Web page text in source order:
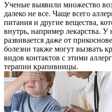
Ученые выявили множество
далеко не все. Чаще всего
питания и другие вещества,
внутрь, например лекарства.
развивается даже от
болезни также могут вызвать
видов контактов с этими
терапии крапивницы.